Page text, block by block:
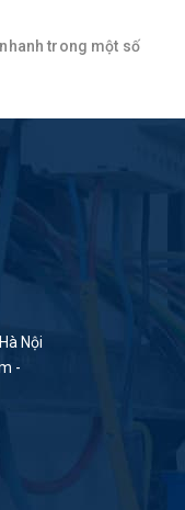
trong một số
Nội
-